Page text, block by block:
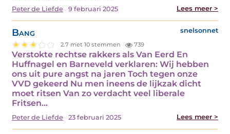
Peter de Liefde 9 februari 2025 Lees meer >
Bang snelsonnet
2.7 met 10 stemmen 739
Verstokte rechtse rakkers als Van Eerd En
Huffnagel en Barneveld verklaren: Wij hebben
ons uit pure angst na jaren Toch tegen onze
VVD gekeerd Nu men ineens de lijkzak dicht
moet ritsen Van zo verdacht veel liberale
Fritsen…
Peter de Liefde 23 februari 2025 Lees meer >